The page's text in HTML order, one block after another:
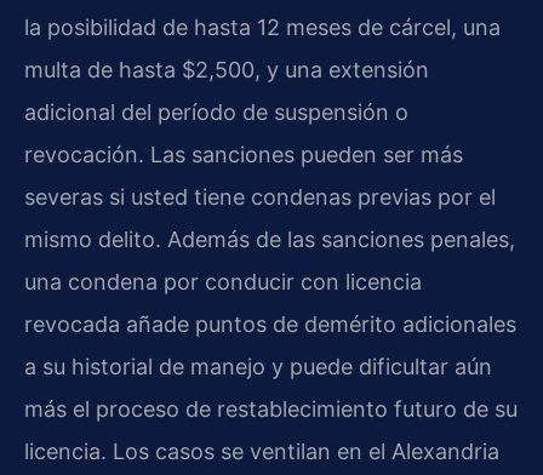
la posibilidad de hasta 12 meses de cárcel, una
multa de hasta $2,500, y una extensión
adicional del período de suspensión o
revocación. Las sanciones pueden ser más
severas si usted tiene condenas previas por el
mismo delito. Además de las sanciones penales,
una condena por conducir con licencia
revocada añade puntos de demérito adicionales
a su historial de manejo y puede dificultar aún
más el proceso de restablecimiento futuro de su
licencia. Los casos se ventilan en el Alexandria